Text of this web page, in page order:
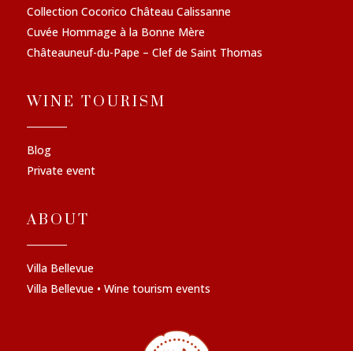
Collection Cocorico Château Calissanne
Cuvée Hommage à la Bonne Mère
Châteauneuf-du-Pape – Clef de Saint Thomas
WINE TOURISM
Blog
Private event
ABOUT
Villa Bellevue
Villa Bellevue • Wine tourism events